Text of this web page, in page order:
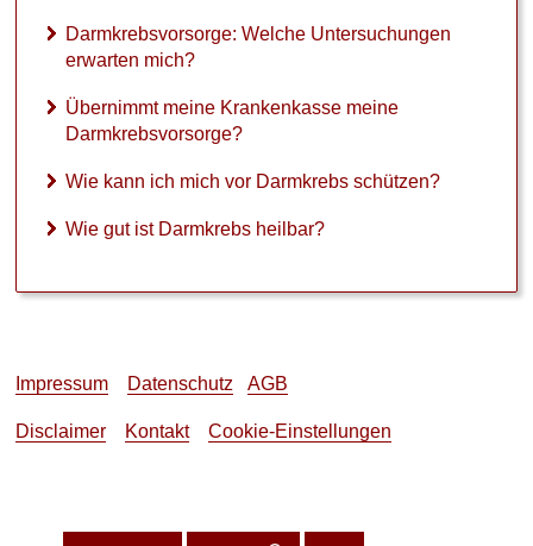
Darmkrebsvorsorge: Welche Untersuchungen
erwarten mich?
Übernimmt meine Krankenkasse meine
Darmkrebsvorsorge?
Wie kann ich mich vor Darmkrebs schützen?
Wie gut ist Darmkrebs heilbar?
Impressum Datenschutz AGB
Disclaimer Kontakt Cookie-Einstellungen